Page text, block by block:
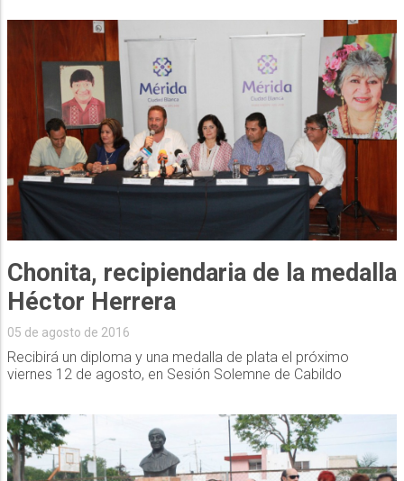
Chonita, recipiendaria de la medalla
Héctor Herrera
05 de agosto de 2016
Recibirá un diploma y una medalla de plata el próximo
viernes 12 de agosto, en Sesión Solemne de Cabildo